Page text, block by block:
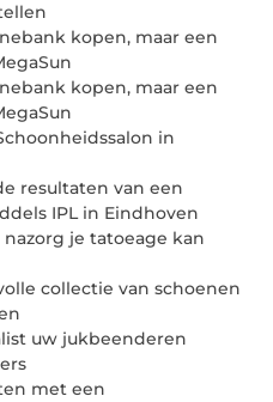
kopen, maar een
kopen, maar een
in
resultaten van een
IPL in Eindhoven
je tatoeage kan
collectie van schoenen
uw jukbeenderen
met een